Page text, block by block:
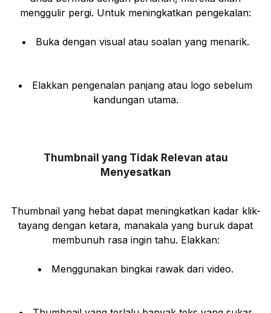
menggulir pergi. Untuk meningkatkan pengekalan:
Buka dengan visual atau soalan yang menarik.
Elakkan pengenalan panjang atau logo sebelum
kandungan utama.
Thumbnail yang Tidak Relevan atau
Menyesatkan
Thumbnail yang hebat dapat meningkatkan kadar klik-
tayang dengan ketara, manakala yang buruk dapat
membunuh rasa ingin tahu. Elakkan:
Menggunakan bingkai rawak dari video.